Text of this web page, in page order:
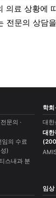
의료 상황에
전문의 상담
문의 ·
임의 수료
)
스내과 분
학회
대한
대한
임